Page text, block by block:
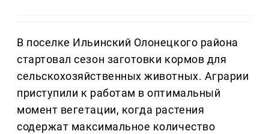
В поселке Ильинский Олонецкого района
стартовал сезон заготовки кормов для
сельскохозяйственных животных. Аграрии
приступили к работам в оптимальный
момент вегетации, когда растения
содержат максимальное количество